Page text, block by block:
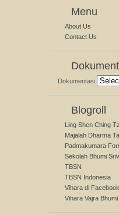
Menu
About Us
Contact Us
Dokumentasi
Blogroll
Ling Shen Ching
Majalah Dharma
Padmakumara
Sekolah Bhumi
TBSN
TBSN Indonesia
Vihara di Facebook
Vihara Vajra